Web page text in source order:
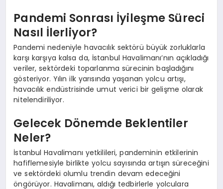
Pandemi Sonrası İyileşme Süreci
Nasıl İlerliyor?
Pandemi nedeniyle havacılık sektörü büyük zorluklarla
karşı karşıya kalsa da, İstanbul Havalimanı’nın açıkladığı
veriler, sektördeki toparlanma sürecinin başladığını
gösteriyor. Yılın ilk yarısında yaşanan yolcu artışı,
havacılık endüstrisinde umut verici bir gelişme olarak
nitelendiriliyor.
Gelecek Dönemde Beklentiler
Neler?
İstanbul Havalimanı yetkilileri, pandeminin etkilerinin
hafiflemesiyle birlikte yolcu sayısında artışın süreceğini
ve sektördeki olumlu trendin devam edeceğini
öngörüyor. Havalimanı, aldığı tedbirlerle yolculara